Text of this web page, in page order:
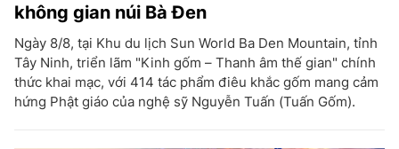
không gian núi Bà Đen
Ngày 8/8, tại Khu du lịch Sun World Ba Den Mountain, tỉnh
Tây Ninh, triển lãm "Kinh gốm – Thanh âm thế gian" chính
thức khai mạc, với 414 tác phẩm điêu khắc gốm mang cảm
hứng Phật giáo của nghệ sỹ Nguyễn Tuấn (Tuấn Gốm).